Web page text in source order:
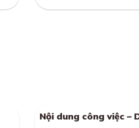
Nội dung công việc –